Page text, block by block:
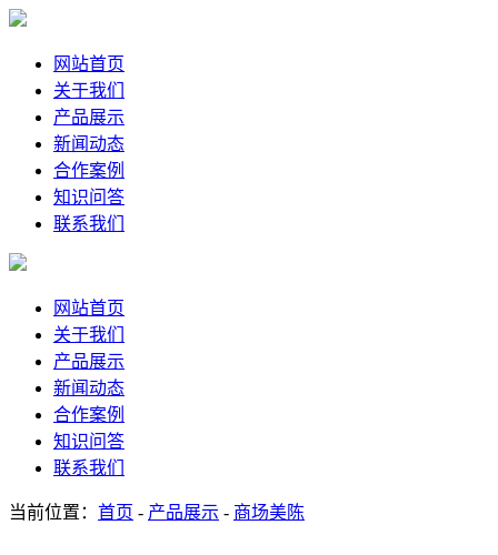
网站首页
关于我们
产品展示
新闻动态
合作案例
知识问答
联系我们
网站首页
关于我们
产品展示
新闻动态
合作案例
知识问答
联系我们
当前位置： 首页 - 产品展示 - 商场美陈